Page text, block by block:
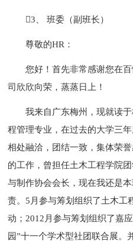
3、 班委（副班长
尊敬的HR：
您好！首先非常感谢您在
司欣欣向荣，蒸蒸日上！
我来自广东梅州，现就读
程管理专业，在过去的大学三
相处融洽，团结一致，集体荣
的工作，曾担任土木工程学院
与制作协会会长，现在我还是
责。5月参与筹划组织了土木工
动；2012月参与筹划组织了嘉
园”十一个学术型社团联合展。